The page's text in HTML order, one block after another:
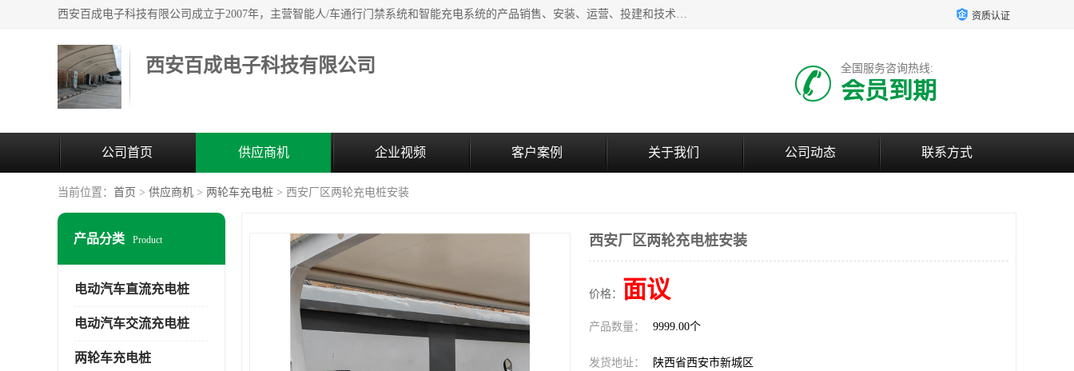
西安百成电子科技有限公司成立于2007年，主营智能人/车通行门禁系统和智能充电系统的产品销售、安装、运营、投建和技术服务为一体的高/新/技/术企业；主要产品有：智能停车场管理系统、车牌识别、汽车充电桩、两轮充电桩、道闸系统、门禁系统、人脸识别、通道闸、门禁管理系统、人行通道管理、车辆通行管理等。 资质认证
西安百成电子科技有限公司 全国服务咨询热线:
会员到期
公司首页 供应商机 企业视频 客户案例 关于我们 公司动态 联系方式
当前位置： 首页 > 供应商机 > 两轮车充电桩 > 西安厂区两轮充电桩安装
产品分类 Product
电动汽车直流充电桩
电动汽车交流充电桩
两轮车充电桩
西安厂区两轮充电桩安装
价格： 面议
产品数量： 9999.00个
发货地址： 陕西省西安市新城区